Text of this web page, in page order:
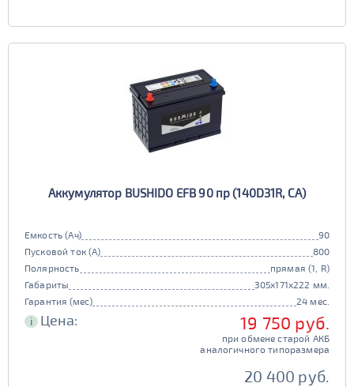
Аккумулятор BUSHIDO EFB 90 пр (140D31R, CA)
Емкость (Ач)
90
Пусковой ток (А)
800
Полярность
прямая (1, R)
Габариты
305x171x222 мм.
Гарантия (мес)
24 мес.
i Цена: 19 750 руб.
при обмене старой АКБ
аналогичного типоразмера
20 400 руб.